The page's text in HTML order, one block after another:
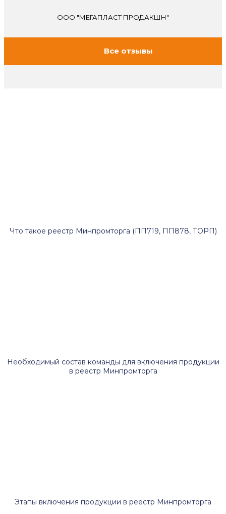
ООО "МЕГАПЛАСТ ПРОДАКШН"
Все отзывы
Что такое реестр Минпромторга (ПП719, ПП878, ТОРП)
Необходимый состав команды для включения продукции
в реестр Минпромторга
Этапы включения продукции в реестр Минпромторга